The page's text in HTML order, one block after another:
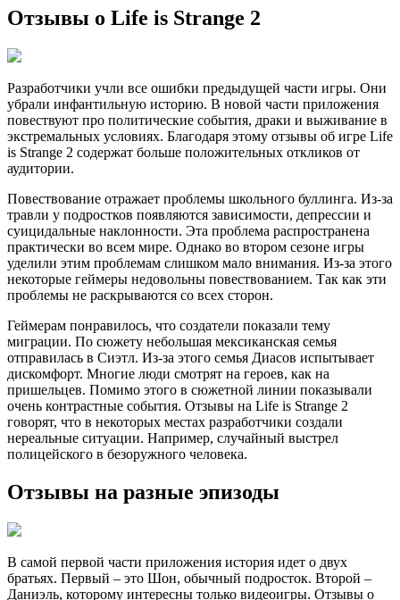
Отзывы о Life is Strange 2
Разработчики учли все ошибки предыдущей части игры. Они
убрали инфантильную историю. В новой части приложения
повествуют про политические события, драки и выживание в
экстремальных условиях. Благодаря этому отзывы об игре Life
is Strange 2 содержат больше положительных откликов от
аудитории.
Повествование отражает проблемы школьного буллинга. Из-за
травли у подростков появляются зависимости, депрессии и
суицидальные наклонности. Эта проблема распространена
практически во всем мире. Однако во втором сезоне игры
уделили этим проблемам слишком мало внимания. Из-за этого
некоторые геймеры недовольны повествованием. Так как эти
проблемы не раскрываются со всех сторон.
Геймерам понравилось, что создатели показали тему
миграции. По сюжету небольшая мексиканская семья
отправилась в Сиэтл. Из-за этого семья Диасов испытывает
дискомфорт. Многие люди смотрят на героев, как на
пришельцев. Помимо этого в сюжетной линии показывали
очень контрастные события. Отзывы на Life is Strange 2
говорят, что в некоторых местах разработчики создали
нереальные ситуации. Например, случайный выстрел
полицейского в безоружного человека.
Отзывы на разные эпизоды
В самой первой части приложения история идет о двух
братьях. Первый – это Шон, обычный подросток. Второй –
Даниэль, которому интересны только видеоигры. Отзывы о